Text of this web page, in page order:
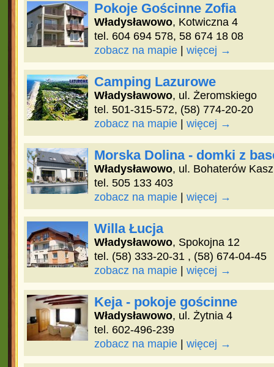
Pokoje Gościnne Zofia
Władysławowo, Kotwiczna 4
tel. 604 694 578, 58 674 18 08
zobacz na mapie| więcej →
Camping Lazurowe
Władysławowo, ul. Żeromskiego
tel. 501-315-572, (58) 774-20-20
zobacz na mapie| więcej →
Morska Dolina - domki z
Władysławowo, ul. Bohaterów
tel. 505 133 403
zobacz na mapie| więcej →
Willa Łucja
Władysławowo, Spokojna 12
tel. (58) 333-20-31 , (58) 674-04-45
zobacz na mapie| więcej →
Keja - pokoje gościnne
Władysławowo, ul. Żytnia 4
tel. 602-496-239
zobacz na mapie| więcej →